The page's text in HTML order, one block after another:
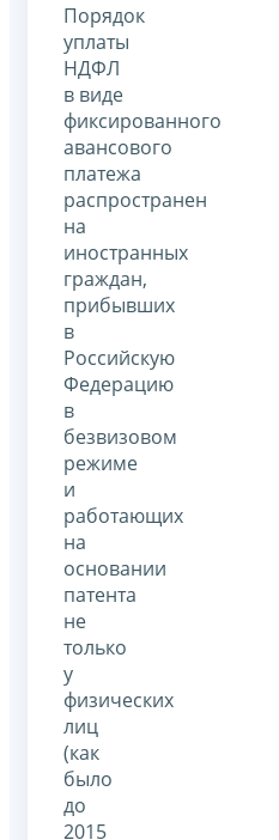
Порядок
уплаты
НДФЛ
в виде
фиксированного
авансового
платежа
распространен
на
иностранных
граждан,
прибывших
в
Российскую
Федерацию
в
безвизовом
режиме
и
работающих
на
основании
патента
не
только
у
физических
лиц
(как
было
до
2015